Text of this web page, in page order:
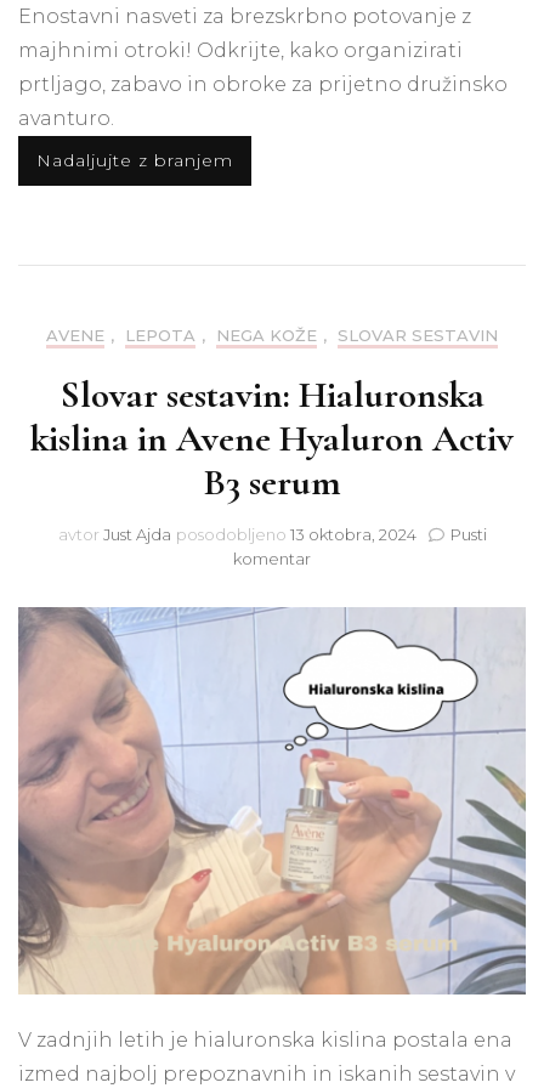
Enostavni nasveti za brezskrbno potovanje z
majhnimi otroki! Odkrijte, kako organizirati
prtljago, zabavo in obroke za prijetno družinsko
avanturo.
Nadaljujte z branjem
AVENE , LEPOTA , NEGA KOŽE , SLOVAR SESTAVIN
Slovar sestavin: Hialuronska
kislina in Avene Hyaluron Activ
B3 serum
avtor Just Ajda posodobljeno 13 oktobra, 2024
Pusti
komentarna
sestavin:
Hialuronska
kislina
in
Avene
Hyaluron
Activ
B3
serum
V zadnjih letih je hialuronska kislina postala ena
izmed najbolj prepoznavnih in iskanih sestavin v